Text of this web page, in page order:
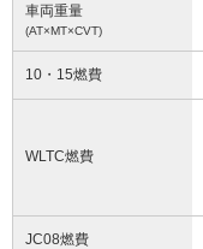
車両重量
(AT×MT×CVT)
10・15燃費
WLTC燃費
JC08燃費